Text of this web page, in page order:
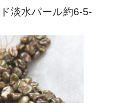
淡水パール約6-5-